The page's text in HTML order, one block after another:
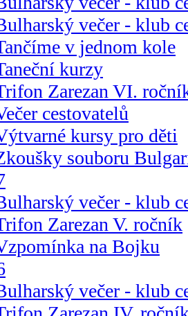
večer - klub
v jednom kole
kurzy
Zarezan VI.
cestovatelů
kursy pro děti
souboru
večer - klub
Zarezan V. ročník
na Bojku
večer - klub